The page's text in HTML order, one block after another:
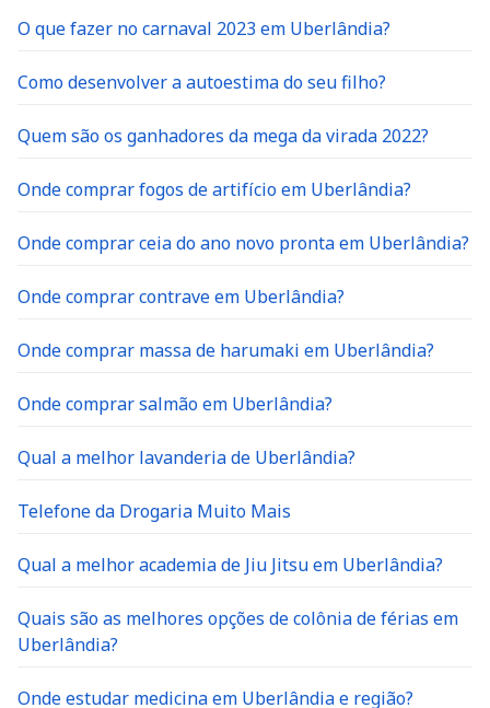
O que fazer no carnaval 2023 em Uberlândia?
Como desenvolver a autoestima do seu filho?
Quem são os ganhadores da mega da virada 2022?
Onde comprar fogos de artifício em Uberlândia?
Onde comprar ceia do ano novo pronta em Uberlândia?
Onde comprar contrave em Uberlândia?
Onde comprar massa de harumaki em Uberlândia?
Onde comprar salmão em Uberlândia?
Qual a melhor lavanderia de Uberlândia?
Telefone da Drogaria Muito Mais
Qual a melhor academia de Jiu Jitsu em Uberlândia?
Quais são as melhores opções de colônia de férias em
Uberlândia?
Onde estudar medicina em Uberlândia e região?